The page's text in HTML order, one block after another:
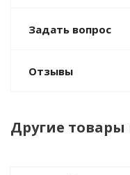
Задать вопрос
Отзывы
Другие